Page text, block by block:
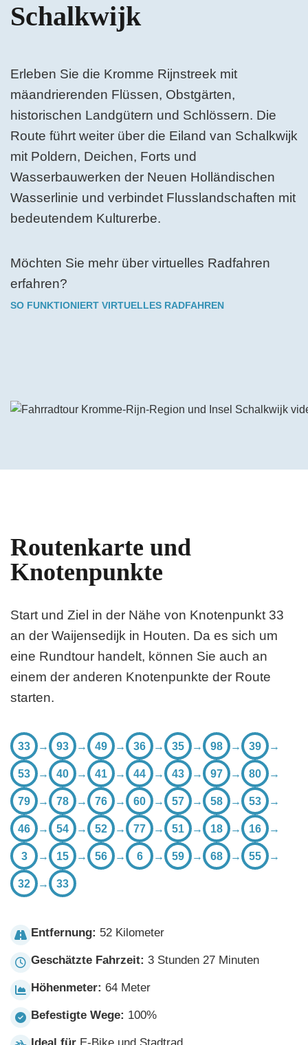
Schalkwijk
Erleben Sie die Kromme Rijnstreek mit
mäandrierenden Flüssen, Obstgärten,
historischen Landgütern und Schlössern. Die
Route führt weiter über die Eiland van Schalkwijk
mit Poldern, Deichen, Forts und
Wasserbauwerken der Neuen Holländischen
Wasserlinie und verbindet Flusslandschaften mit
bedeutendem Kulturerbe.
Möchten Sie mehr über virtuelles Radfahren
erfahren?
SO FUNKTIONIERT VIRTUELLES RADFAHREN
Das Video auf YouTube ansehen
Routenkarte und
Knotenpunkte
Start und Ziel in der Nähe von Knotenpunkt 33
an der Waijensedijk in Houten. Da es sich um
eine Rundtour handelt, können Sie auch an
einem der anderen Knotenpunkte der Route
starten.
33 → 93 → 49 → 36 → 35 → 98 → 39 →
53 → 40 → 41 → 44 → 43 → 97 → 80 →
79 → 78 → 76 → 60 → 57 → 58 → 53 →
46 → 54 → 52 → 77 → 51 → 18 → 16 →
3 → 15 → 56 → 6 → 59 → 68 → 55 →
32 → 33
Entfernung: 52 Kilometer
Geschätzte Fahrzeit: 3 Stunden 27 Minuten
Höhenmeter: 64 Meter
Befestigte Wege: 100%